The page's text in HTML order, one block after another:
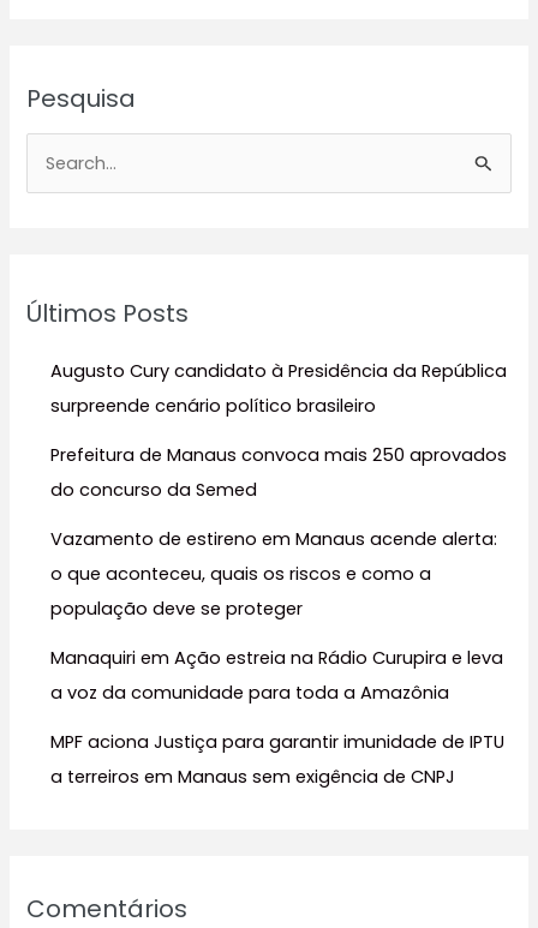
Pesquisa
iÚltimos Posts
Augusto Cury candidato à Presidência da República
surpreende cenário político brasileiro
Prefeitura de Manaus convoca mais 250 aprovados
do concurso da Semed
Vazamento de estireno em Manaus acende alerta:
o que aconteceu, quais os riscos e como a
população deve se proteger
Manaquiri em Ação estreia na Rádio Curupira e leva
a voz da comunidade para toda a Amazônia
MPF aciona Justiça para garantir imunidade de IPTU
a terreiros em Manaus sem exigência de CNPJ
Comentários